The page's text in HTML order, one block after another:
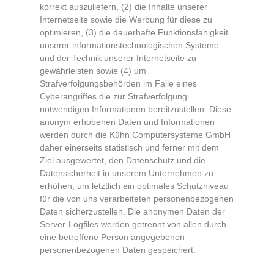
korrekt auszuliefern, (2) die Inhalte unserer
Internetseite sowie die Werbung für diese zu
optimieren, (3) die dauerhafte Funktionsfähigkeit
unserer informationstechnologischen Systeme
und der Technik unserer Internetseite zu
gewährleisten sowie (4) um
Strafverfolgungsbehörden im Falle eines
Cyberangriffes die zur Strafverfolgung
notwendigen Informationen bereitzustellen. Diese
anonym erhobenen Daten und Informationen
werden durch die Kühn Computersysteme GmbH
daher einerseits statistisch und ferner mit dem
Ziel ausgewertet, den Datenschutz und die
Datensicherheit in unserem Unternehmen zu
erhöhen, um letztlich ein optimales Schutzniveau
für die von uns verarbeiteten personenbezogenen
Daten sicherzustellen. Die anonymen Daten der
Server-Logfiles werden getrennt von allen durch
eine betroffene Person angegebenen
personenbezogenen Daten gespeichert.